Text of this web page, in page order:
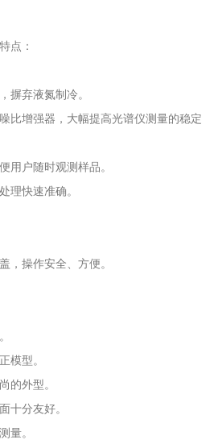
点：
弃液氮制冷。
增强器，大幅提高光谱仪测量的稳定
户随时观测样品。
快速准确。
操作安全、方便。
型。
外型。
分友好。
量。